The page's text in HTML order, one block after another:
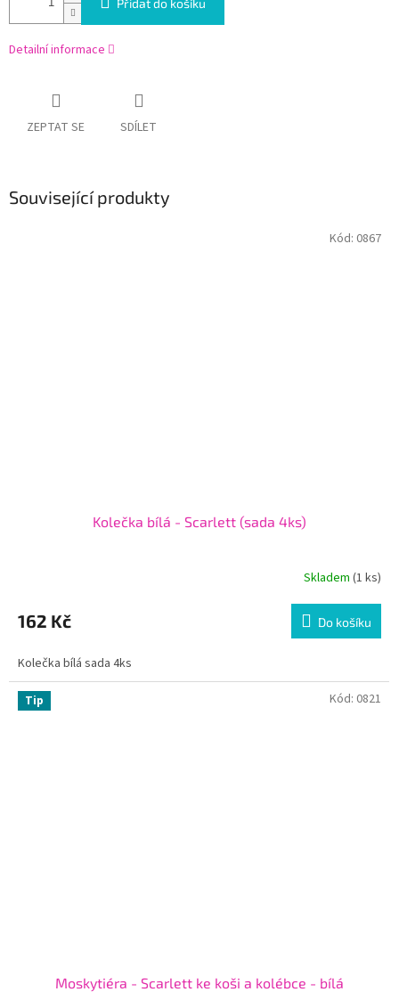
Přidat do košíku
Detailní informace
ZEPTAT SE SDÍLET
Související produkty
Kolečka bílá - Scarlett (sada 4ks)
Skladem (1 ks)
162 Kč Do košíku
Kolečka bílá sada 4ks
Kód: 0867
Tip
Moskytiéra - Scarlett ke koši a kolébce - bílá
Kód: 0821